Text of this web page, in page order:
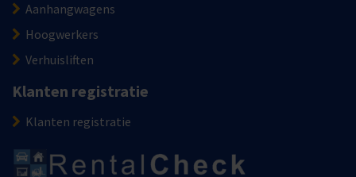
Aanhangwagens
Hoogwerkers
Verhuisliften
Klanten registratie
Klanten registratie